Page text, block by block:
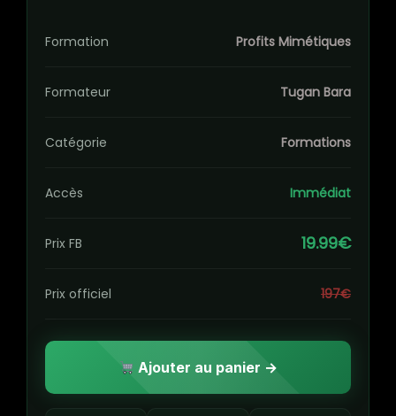
Formation Profits Mimétiques
Formateur Tugan Bara
Catégorie Formations
Accès Immédiat
Prix FB 19.99€
Prix officiel 197€
Ajouter au panier →